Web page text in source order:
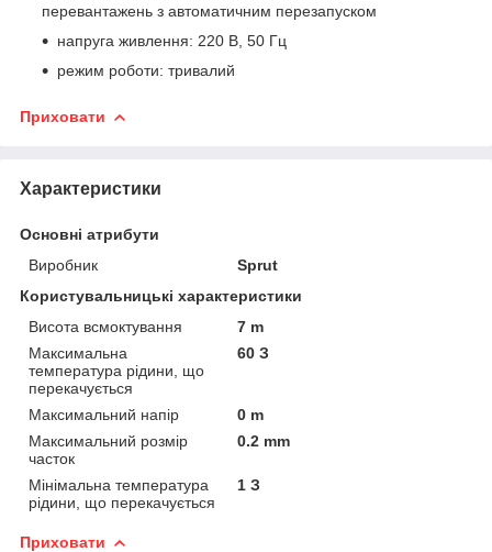
перевантажень з автоматичним перезапуском
напруга живлення: 220 В, 50 Гц
режим роботи: тривалий
Приховати
Характеристики
Основні атрибути
Виробник
Sprut
Користувальницькі характеристики
Висота всмоктування
7 m
Максимальна
температура рідини, що
перекачується
60 З
Максимальний напір
0 m
Максимальний розмір
часток
0.2 mm
Мінімальна температура
рідини, що перекачується
1 З
Приховати